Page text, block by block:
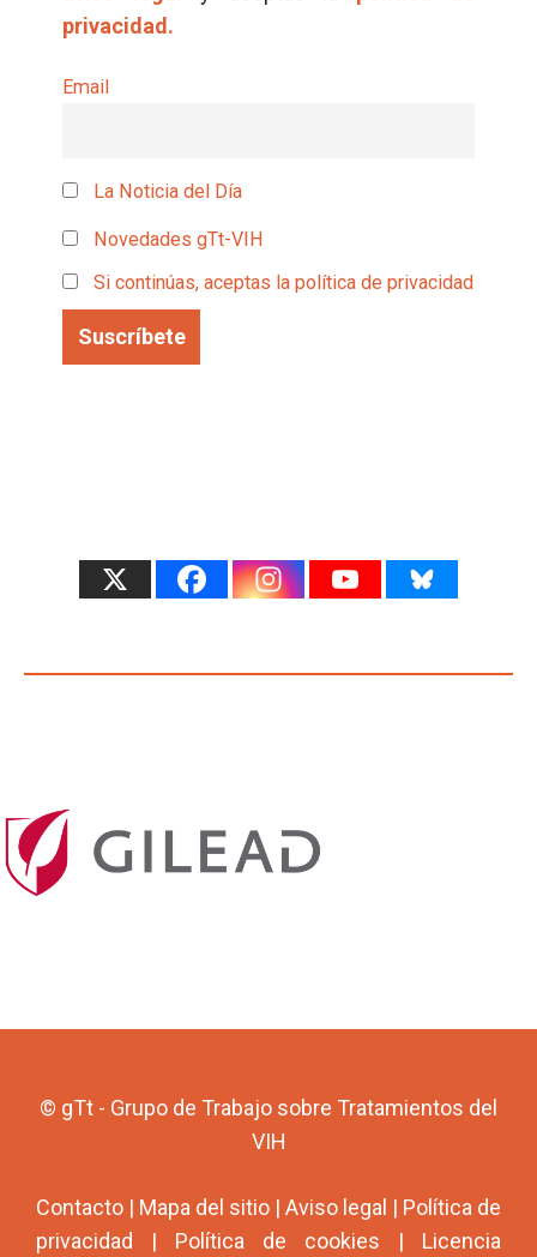
privacidad.
Email
La Noticia del Día
Novedades gTt-VIH
Si continúas, aceptas la política de privacidad
© gTt - Grupo de Trabajo sobre Tratamientos del
VIH
Contacto | Mapa del sitio | Aviso legal | Política de
privacidad | Política de cookies | Licencia